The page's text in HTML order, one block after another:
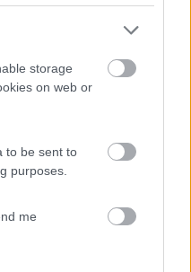
storage
on web or
to be sent to
purposes.
me